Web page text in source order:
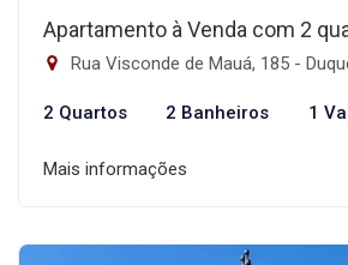
Apartamento à Venda com 2
Rua Visconde de Mauá, 185 - Duque de
2 Quartos 2 Banheiros 1
Mais informações